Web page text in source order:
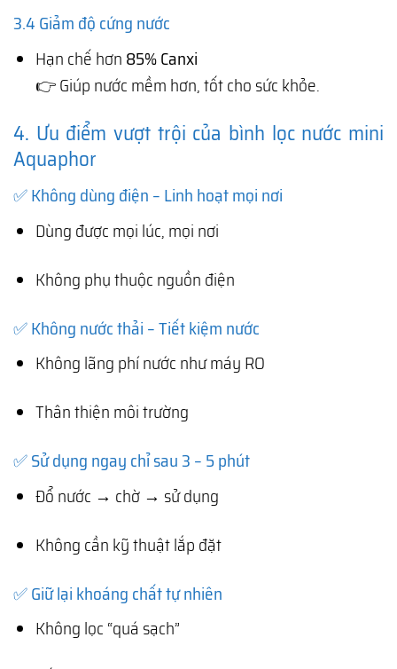
3.4 Giảm độ cứng nước
Hạn chế hơn 85% Canxi
👉 Giúp nước mềm hơn, tốt cho sức khỏe.
4. Ưu điểm vượt trội của bình lọc nước mini
Aquaphor
✅ Không dùng điện – Linh hoạt mọi nơi
Dùng được mọi lúc, mọi nơi
Không phụ thuộc nguồn điện
✅ Không nước thải – Tiết kiệm nước
Không lãng phí nước như máy RO
Thân thiện môi trường
✅ Sử dụng ngay chỉ sau 3 – 5 phút
Đổ nước → chờ → sử dụng
Không cần kỹ thuật lắp đặt
✅ Giữ lại khoáng chất tự nhiên
Không lọc “quá sạch”